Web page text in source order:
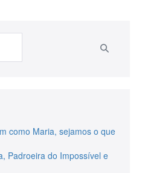
como Maria, sejamos o que
Padroeira do Impossível e